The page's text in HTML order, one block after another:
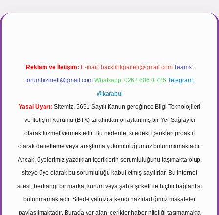
Reklam ve İletişim: E-mail: backlinkpaneli@gmail.com Teams:
forumhizmeti@gmail.com Whatsapp: 0262 606 0 726 Telegram:
@karabul
Yasal Uyarı: Sitemiz, 5651 Sayılı Kanun gereğince Bilgi Teknolojileri
ve İletişim Kurumu (BTK) tarafından onaylanmış bir Yer Sağlayıcı
olarak hizmet vermektedir. Bu nedenle, sitedeki içerikleri proaktif
olarak denetleme veya araştırma yükümlülüğümüz bulunmamaktadır.
Ancak, üyelerimiz yazdıkları içeriklerin sorumluluğunu taşımakta olup,
siteye üye olarak bu sorumluluğu kabul etmiş sayılırlar. Bu internet
sitesi, herhangi bir marka, kurum veya şahıs şirketi ile hiçbir bağlantısı
bulunmamaktadır. Sitede yalnızca kendi hazırladığımız makaleler
paylaşılmaktadır. Burada yer alan içerikler haber niteliği taşımamakta